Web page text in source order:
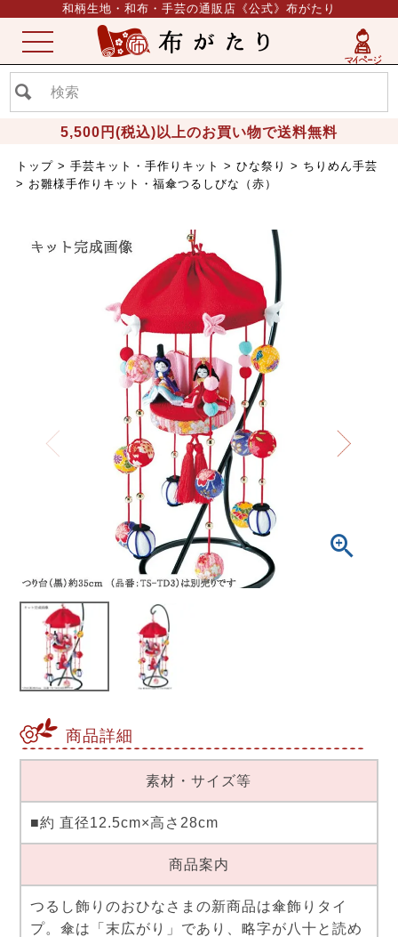
和柄生地・和布・手芸の通販店《公式》布がたり
5,500円(税込)以上のお買い物で送料無料
ME
NU
トップ 手芸キット・手作りキット ひな祭り
ちりめん手芸
お雛様手作りキット・福傘つるしびな（赤）
商品詳細
素材・サイズ等
■約 直径12.5cm×高さ28cm
商品案内
つるし飾りのおひなさまの新商品は傘飾りタイ
プ。傘は「末広がり」であり、略字が八十と読め